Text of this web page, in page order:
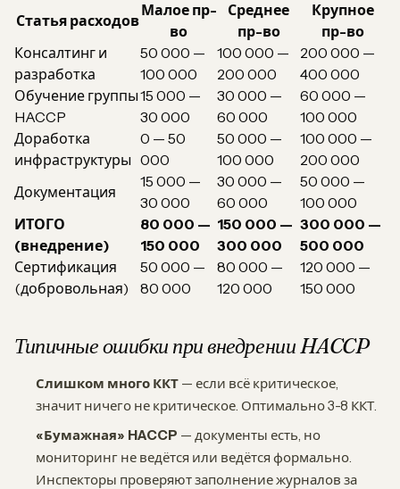
Статья расходов
Малое пр-
во
Среднее
пр-во
Крупное
пр-во
Консалтинг и
разработка
50 000 —
100 000
100 000 —
200 000
200 000 —
400 000
Обучение группы
HACCP
15 000 —
30 000
30 000 —
60 000
60 000 —
100 000
Доработка
инфраструктуры
0 — 50
000
50 000 —
100 000
100 000 —
200 000
Документация
15 000 —
30 000
30 000 —
60 000
50 000 —
100 000
ИТОГО
(внедрение)
80 000 —
150 000
150 000 —
300 000
300 000 —
500 000
Сертификация
(добровольная)
50 000 —
80 000
80 000 —
120 000
120 000 —
150 000
Типичные ошибки при внедрении HACCP
Слишком много ККТ — если всё критическое,
значит ничего не критическое. Оптимально 3-8 ККТ.
«Бумажная» HACCP — документы есть, но
мониторинг не ведётся или ведётся формально.
Инспекторы проверяют заполнение журналов за